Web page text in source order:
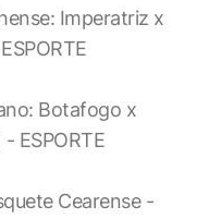
Imperatriz x
Botafogo x
ESPORTE
Cearense -